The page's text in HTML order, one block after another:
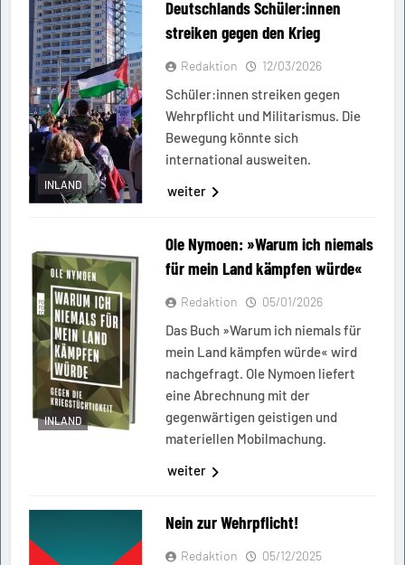
INLAND
Deutschlands Schüler:innen
streiken gegen den Krieg
Redaktion 12/03/2026
Schüler:innen streiken gegen
Wehrpflicht und Militarismus. Die
Bewegung könnte sich
international ausweiten.
weiter
INLAND
Ole Nymoen: »Warum ich niemals
für mein Land kämpfen würde«
Redaktion 05/01/2026
Das Buch »Warum ich niemals für
mein Land kämpfen würde« wird
nachgefragt. Ole Nymoen liefert
eine Abrechnung mit der
gegenwärtigen geistigen und
materiellen Mobilmachung.
weiter
Nein zur Wehrpflicht!
Redaktion 05/12/2025